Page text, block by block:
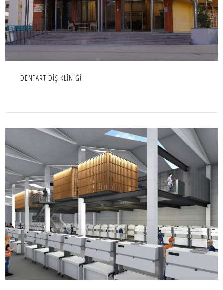
DENTART DİŞ KLİNİĞİ
İÇ MEKAN,IC MEKAN,PROJE,TICARI
DENTART DİŞ KLİNİĞİ
HASCEVHER OFİSLER
ENDÜSTRIYEL,İÇ MEKAN,IC MEKAN,OFIS,PROJE